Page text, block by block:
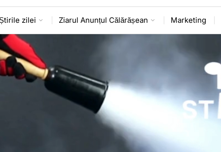
zilei Ziarul Anunțul Călărășean Marketing